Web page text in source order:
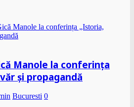
Manole la conferința
și propagandă
Bucuresti 0